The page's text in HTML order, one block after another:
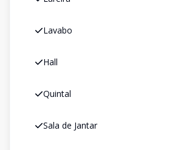
Lavabo
Hall
Quintal
Sala de Jantar